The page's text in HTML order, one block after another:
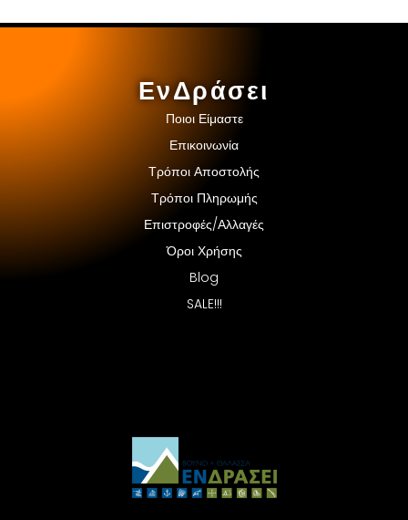
ΕνΔράσει
Ποιοι Είμαστε
Επικοινωνία
Τρόποι Αποστολής
Τρόποι Πληρωμής
Επιστροφές/Αλλαγές
Όροι Χρήσης
Blog
SALE!!!